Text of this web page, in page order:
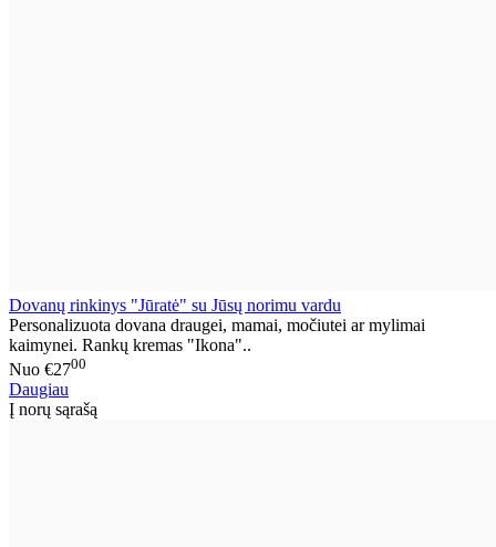
Dovanų rinkinys "Jūratė" su Jūsų norimu vardu
Personalizuota dovana draugei, mamai, močiutei ar mylimai
kaimynei. Rankų kremas "Ikona"..
Nuo €2700
Daugiau
Į norų sąrašą